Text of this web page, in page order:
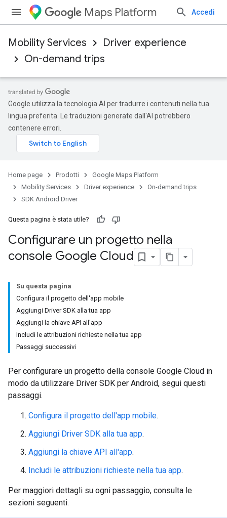
Maps Platform Accedi
Mobility Services
Driver experience
On-demand trips
Google utilizza la tecnologia AI per tradurre i contenuti nella tua
lingua preferita. Le traduzioni generate dall'AI potrebbero
contenere errori.
Home page Prodotti
Google Maps Platform
Mobility Services
Driver experience
On-demand trips
SDK Android Driver
Questa pagina è stata utile?
Configurare un progetto nella
console Google Cloud
Su questa pagina
Configura il progetto dell'app mobile
Aggiungi Driver SDK alla tua app
Aggiungi la chiave API all'app
Includi le attribuzioni richieste nella tua app
Passaggi successivi
Per configurare un progetto della console Google Cloud in
modo da utilizzare Driver SDK per Android, segui questi
passaggi.
Configura il progetto dell'app mobile.
Aggiungi Driver SDK alla tua app.
Aggiungi la chiave API all'app.
Includi le attribuzioni richieste nella tua app.
Per maggiori dettagli su ogni passaggio, consulta le
sezioni seguenti.